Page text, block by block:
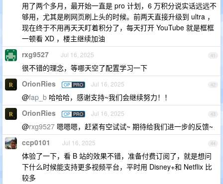
用了两个多月，最开始一直是 pro 计划，6 万积分说实话远远不
够用，尤其是刷网页刷上头的时候。前两天直接升级到 ultra ，
现在终于不用再天天盯着积分了，每天打开 YouTube 就是框框
一顿看 XD ，楼主继续加油
41
rxg9527 Jul 16, 2025
很不错的理念，等哪天空了配置学习一下
42
OrionRies OP PRO Jul 16, 2025
@fap_b 哈哈哈，感谢支持~我们会继续努力！！
43
OrionRies OP PRO Jul 16, 2025
@rxg9527 嗯嗯嗯，赶紧有空试试~ 期待给我们进一步的反馈~
44
ccp0101 Jul 16, 2025
体验了一下，看 B 站的效果不错，准备付费订阅了，就是想问
下什么时候能支持更多视频平台，平时用 Disney+和 Netflix 比
较多